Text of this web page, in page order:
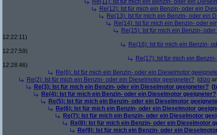
Re(11): Ist für mich ein Benzin- oder ein
Re(12): Ist für mich ein Benzin- oder ein
Re(13): Ist für mich ein Benzin- oder ein
Re(14): Ist für mich ein Benzin- oder
Re(15): Ist für mich ein Benzin-
12:22:11)
Re(16): Ist für mich ein Benzin-
12:27:59)
Re(17): Ist für mich ein
12:28:46)
Re(6): Ist für mich ein Benzin- oder ein Dieselmotor
Re(2): Ist für mich ein Benzin- oder ein Dieselmotor geeigneter? (dizo
Re(3): Ist für mich ein Benzin- oder ein Dieselmotor geeigneter? (
Re(4): Ist für mich ein Benzin- oder ein Dieselmotor geeigneter?
Re(5): Ist für mich ein Benzin- oder ein Dieselmotor
Re(6): Ist für mich ein Benzin- oder ein Dieselmotor
Re(7): Ist für mich ein Benzin- oder ein Dieselmotor
Re(8): Ist für mich ein Benzin- oder ein Dieselmotor
Re(9): Ist für mich ein Benzin- oder ein